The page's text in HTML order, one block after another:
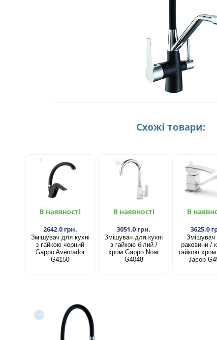
Схожі товари:
В наявності
2642.0 грн.
Змішувач для кухні
з гайкою чорний
Gappo Aventador
G4150
В наявності
3051.0 грн.
Змішувач для кухні
з гайкою білий /
хром Gappo Noar
G4048
В
3625.0
Змішувач
раковини /
гайкою
Jacob